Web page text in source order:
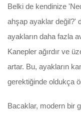
Belki de kendinize
ahşap ayaklar değil?'
ayakların daha fazla
Kanepler ağırdır ve
artar. Bu, ayakların
gerektiğinde oldukça
Bacaklar, modern bir